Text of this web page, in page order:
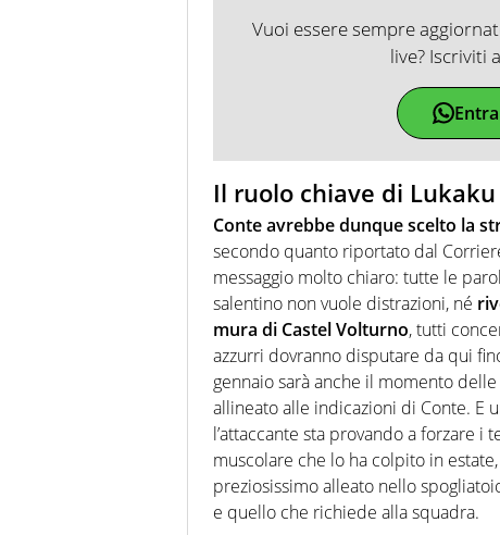
Vuoi essere sempre
live? Iscriviti
Il ruolo chiave di Lukaku
Conte avrebbe dunque scelto la
secondo quanto riportato dal
messaggio molto chiaro: tutte le
salentino non vuole distrazioni, né
mura di Castel Volturno, tutti
azzurri dovranno disputare da qui
gennaio sarà anche il momento
allineato alle indicazioni di Conte. E
l’attaccante sta provando a forzare
muscolare che lo ha colpito in
preziosissimo alleato nello
e quello che richiede alla squadra.